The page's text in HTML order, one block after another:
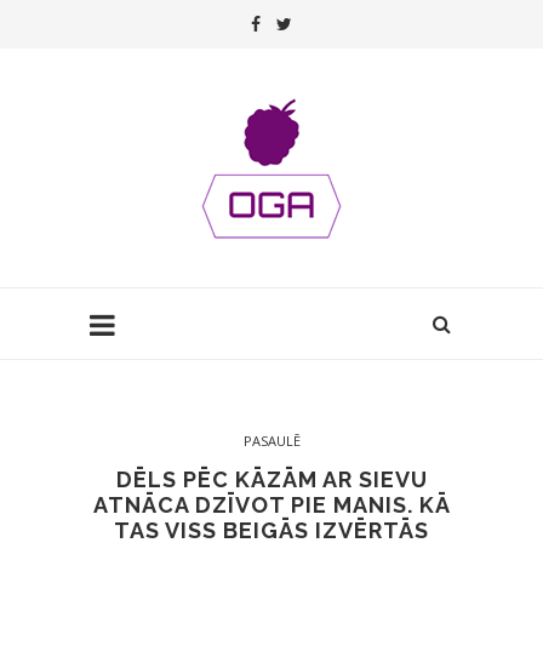
PASAULĒ
DĒLS PĒC KĀZĀM AR SIEVU
ATNĀCA DZĪVOT PIE MANIS. KĀ
TAS VISS BEIGĀS IZVĒRTĀS